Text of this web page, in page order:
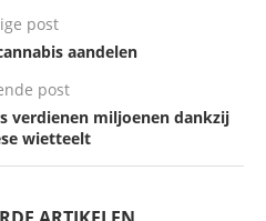
post
aandelen
post
verdienen miljoenen dankzij
wietteelt